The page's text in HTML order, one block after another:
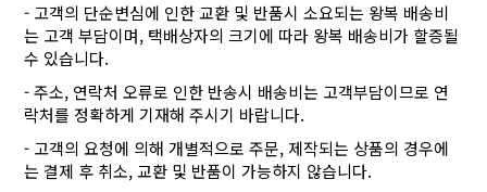
- 고객의 단순변심에 인한 교환 및 반품시 소요되는 왕복 배송비
는 고객 부담이며, 택배상자의 크기에 따라 왕복 배송비가 할증될
수 있습니다.
- 주소, 연락처 오류로 인한 반송시 배송비는 고객부담이므로 연
락처를 정확하게 기재해 주시기 바랍니다.
- 고객의 요청에 의해 개별적으로 주문, 제작되는 상품의 경우에
는 결제 후 취소, 교환 및 반품이 가능하지 않습니다.